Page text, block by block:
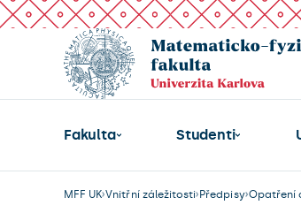
Fakulta Studenti
MFF UK Vnitřní záležitosti Předpisy Opatření